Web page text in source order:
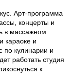
Арт-программа
концерты и
в массажном
караоке и
по кулинарии и
работать студия
к